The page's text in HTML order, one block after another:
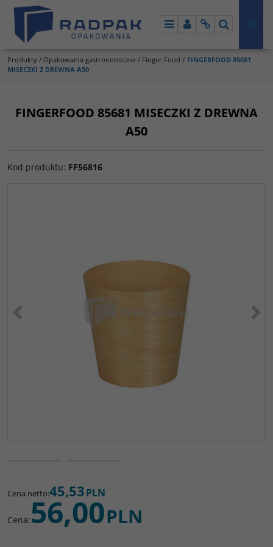
MenuPanelInfoSzukaj
Produkty / Opakowania gastronomiczne / Finger Food / FINGERFOOD 85681
MISECZKI Z DREWNA A50
FINGERFOOD 85681 MISECZKI Z DREWNA
A50
Kod produktu: FF56816
<
Cena netto:45,53PLN
Cena:56,00PLN